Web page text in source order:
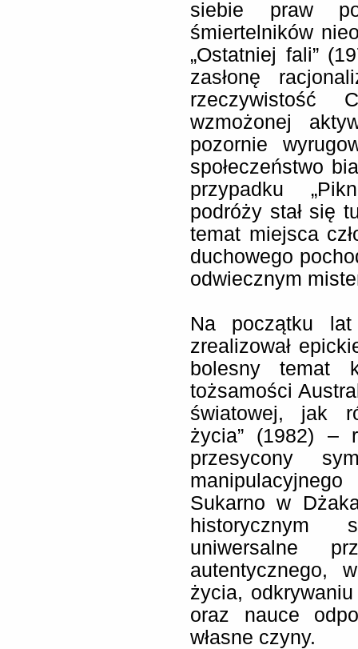
siebie praw
śmiertelników
„Ostatniej fali”
zasłonę
rzeczywistość
wzmożonej
pozornie
społeczeństwo
przypadku
podróży stał się
temat miejsca
duchowego
odwiecznym
Na początku lat
zrealizował
bolesny temat
tożsamości
światowej, jak
życia” (1982) –
przesycony
Sukarno w
historycznym
uniwersalne
autentycznego,
życia,
oraz nauce
własne czyny.